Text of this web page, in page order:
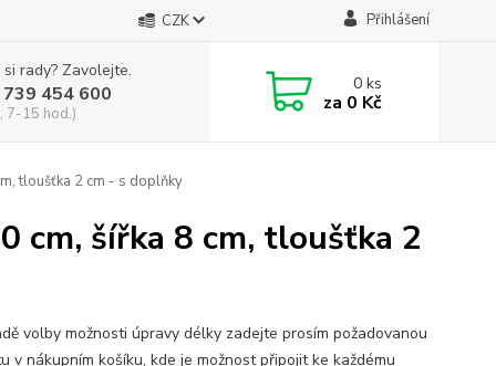
CZK Přihlášení
rady? Zavolejte.
454 600
7-15 hod.)
0ks
za 0 Kč
tloušťka 2 cm - s doplňky
cm, šířka 8 cm, tloušťka 2
volby možnosti úpravy délky zadejte prosím požadovanou
v nákupním košíku, kde je možnost připojit ke každému